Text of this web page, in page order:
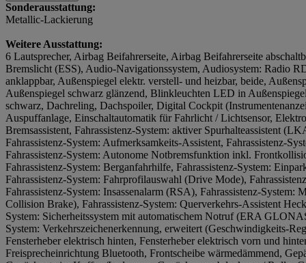
Sonderausstattung:
Metallic-Lackierung
Weitere Ausstattung:
6 Lautsprecher, Airbag Beifahrerseite, Airbag Beifahrerseite
Bremslicht (ESS), Audio-Navigationssystem, Audiosystem: Radio
anklappbar, Außenspiegel elektr. verstell- und heizbar, beide,
Außenspiegel schwarz glänzend, Blinkleuchten LED in
schwarz, Dachreling, Dachspoiler, Digital Cockpit
Auspuffanlage, Einschaltautomatik für Fahrlicht / Lichtsensor,
Bremsassistent, Fahrassistenz-System: aktiver Spurhalteassistent
Fahrassistenz-System: Aufmerksamkeits-Assistent, Fahrassistenz-
Fahrassistenz-System: Autonome Notbremsfunktion inkl.
Fahrassistenz-System: Berganfahrhilfe, Fahrassistenz-System:
Fahrassistenz-System: Fahrprofilauswahl (Drive Mode),
Fahrassistenz-System: Insassenalarm (RSA), Fahrassistenz-
Collision Brake), Fahrassistenz-System: Querverkehrs-Assistent
System: Sicherheitssystem mit automatischem Notruf (ERA
System: Verkehrszeichenerkennung, erweitert (Geschwindigkeits-
Fensterheber elektrisch hinten, Fensterheber elektrisch vorn und
Freisprecheinrichtung Bluetooth, Frontscheibe wärmedämmend,